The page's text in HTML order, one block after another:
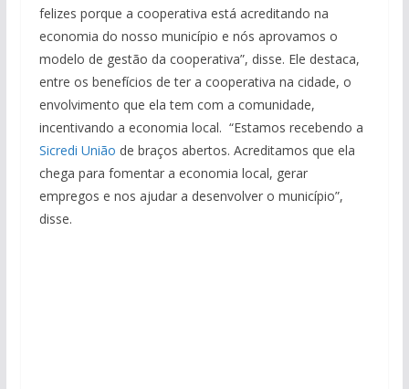
felizes porque a cooperativa está acreditando na
economia do nosso município e nós aprovamos o
modelo de gestão da cooperativa”, disse. Ele destaca,
entre os benefícios de ter a cooperativa na cidade, o
envolvimento que ela tem com a comunidade,
incentivando a economia local. “Estamos recebendo a
Sicredi União de braços abertos. Acreditamos que ela
chega para fomentar a economia local, gerar
empregos e nos ajudar a desenvolver o município”,
disse.